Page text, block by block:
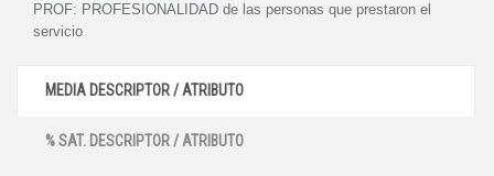
PROF: PROFESIONALIDAD de las personas que prestaron el
servicio
MEDIA DESCRIPTOR / ATRIBUTO
% SAT. DESCRIPTOR / ATRIBUTO